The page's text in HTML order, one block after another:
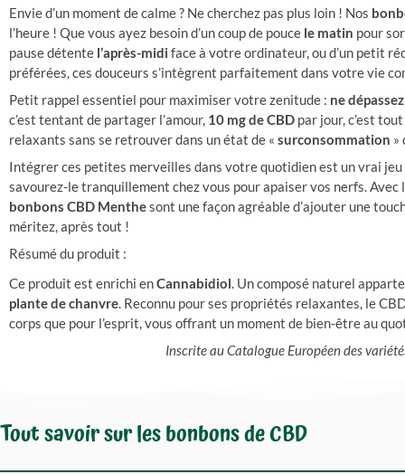
Envie d’un moment de calme ? Ne cherchez pas plus loin ! Nos
l’heure ! Que vous ayez besoin d’un coup de pouce le matin pour
pause détente l’après-midi face à votre ordinateur, ou d’un petit
préférées, ces douceurs s’intègrent parfaitement dans votre vie
Petit rappel essentiel pour maximiser votre zenitude : ne
c’est tentant de partager l’amour, 10 mg de CBD par jour, c’est
relaxants sans se retrouver dans un état de « surconsommation »
Intégrer ces petites merveilles dans votre quotidien est un vrai jeu
savourez-le tranquillement chez vous pour apaiser vos nerfs.
bonbons CBD Menthesont une façon agréable d’ajouter une
méritez, après tout !
Résumé du produit :
Ce produit est enrichi enCannabidiol . Un composé naturel
plante de chanvre . Reconnu pour ses propriétés relaxantes, le
corps que pour l’esprit, vous offrant un moment de bien-être au
Inscrite au Catalogue Européen des
Tout savoir sur les bonbons de CBD